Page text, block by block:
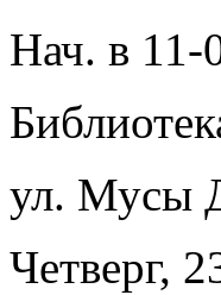
Нач. в 11-
ул. Мусы
Четверг,